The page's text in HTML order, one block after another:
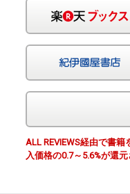
ALL REVIEWS経由で書
入価格の0.7～5.6%が還